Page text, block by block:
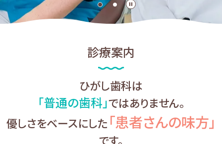
診療案内
ひがし歯科は
「普通の歯科」ではありません。
優しさをベースにした 「患者さんの味方」
です。